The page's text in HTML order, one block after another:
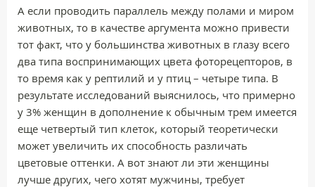
А если проводить параллель между полами и миром
животных, то в качестве аргумента можно привести
тот факт, что у большинства животных в глазу всего
два типа воспринимающих цвета фоторецепторов, в
то время как у рептилий и у птиц – четыре типа. В
результате исследований выяснилось, что примерно
у 3% женщин в дополнение к обычным трем имеется
еще четвертый тип клеток, который теоретически
может увеличить их способность различать
цветовые оттенки. А вот знают ли эти женщины
лучше других, чего хотят мужчины, требует